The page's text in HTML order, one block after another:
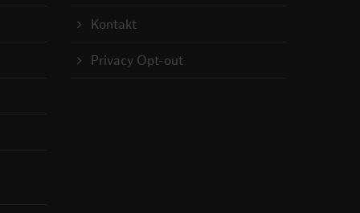
Kontakt
Privacy Opt-out